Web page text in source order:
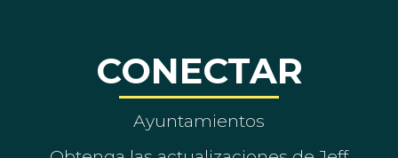
CONECTAR
Ayuntamientos